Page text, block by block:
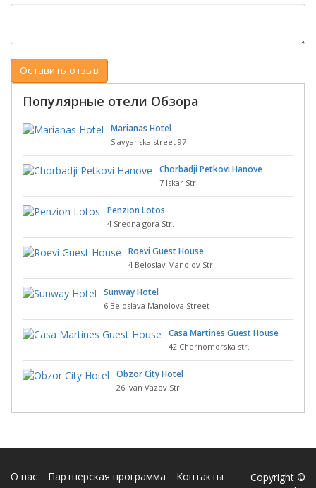
Популярные отели Обзора
Marianas Hotel
Slavyanska street 97
Chorbadji Petkovi Hanove
7 Iskar Str
Penzion Lotos
4 Sredna gora Str.
Roevi Guest House
4 Beloslav Manolov Str.
Sunway Hotel
6 Beloslava Manolova Street
Casa Martines Guest House
42 Chernomorska str.
Obzor City Hotel
26 Ivan Vazov Str.
О нас Партнерская программа Контакты
Copyright ©